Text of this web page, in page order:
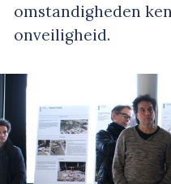
omstandigheden
onveiligheid.